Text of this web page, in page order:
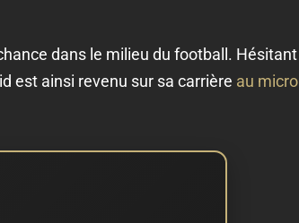
dans le milieu du football. Hésitant
est ainsi revenu sur sa carrière au micro